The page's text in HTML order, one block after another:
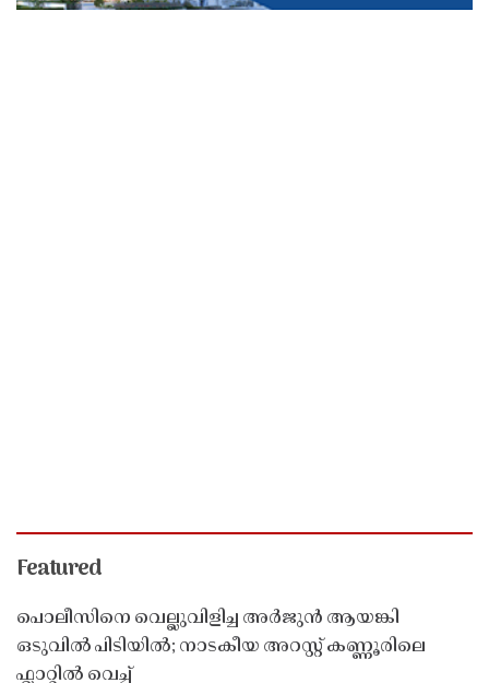
Featured
പൊലീസിനെ വെല്ലുവിളിച്ച അർജുൻ ആയങ്കി
ഒടുവിൽ പിടിയിൽ; നാടകീയ അറസ്റ്റ് കണ്ണൂരിലെ
ഫ്ലാറ്റിൽ വെച്ച്